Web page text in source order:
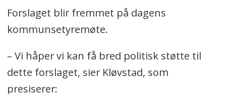
Forslaget blir fremmet på dagens
kommunsetyremøte.
– Vi håper vi kan få bred politisk støtte til
dette forslaget, sier Kløvstad, som
presiserer: